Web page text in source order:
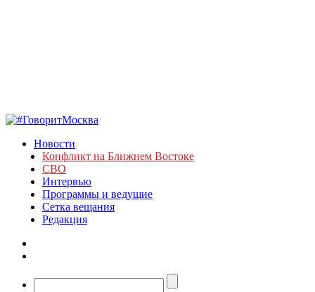
Новости
Конфликт на Ближнем Востоке
СВО
Интервью
Программы и ведущие
Сетка вещания
Редакция